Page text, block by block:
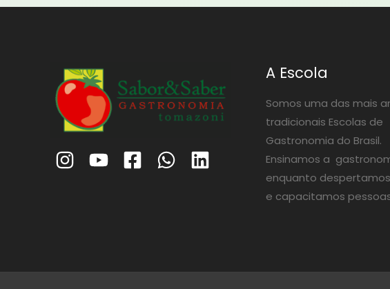
A Escola
Somos uma das mais
tradicionais Escolas de
Gastronomia do Brasil.
Ensinamos a
enquanto
e capacitamos